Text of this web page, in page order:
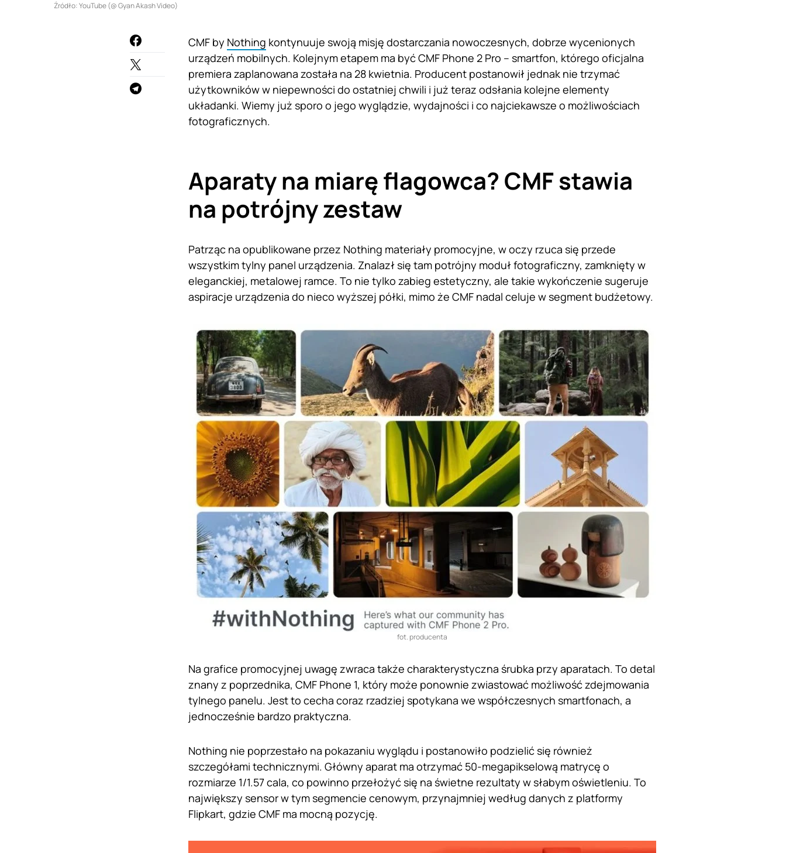
Źródło: YouTube (@ Gyan Akash Video)
CMF by Nothing kontynuuje swoją misję dostarczania nowoczesnych, dobrze wycenionych
urządzeń mobilnych. Kolejnym etapem ma być CMF Phone 2 Pro – smartfon, którego oficjalna
premiera zaplanowana została na 28 kwietnia. Producent postanowił jednak nie trzymać
użytkowników w niepewności do ostatniej chwili i już teraz odsłania kolejne elementy
układanki. Wiemy już sporo o jego wyglądzie, wydajności i co najciekawsze o możliwościach
fotograficznych.
Aparaty na miarę flagowca? CMF stawia
na potrójny zestaw
Patrząc na opublikowane przez Nothing materiały promocyjne, w oczy rzuca się przede
wszystkim tylny panel urządzenia. Znalazł się tam potrójny moduł fotograficzny, zamknięty w
eleganckiej, metalowej ramce. To nie tylko zabieg estetyczny, ale takie wykończenie sugeruje
aspiracje urządzenia do nieco wyższej półki, mimo że CMF nadal celuje w segment budżetowy.
fot. producenta
Na grafice promocyjnej uwagę zwraca także charakterystyczna śrubka przy aparatach. To detal
znany z poprzednika, CMF Phone 1, który może ponownie zwiastować możliwość zdejmowania
tylnego panelu. Jest to cecha coraz rzadziej spotykana we współczesnych smartfonach, a
jednocześnie bardzo praktyczna.
Nothing nie poprzestało na pokazaniu wyglądu i postanowiło podzielić się również
szczegółami technicznymi. Główny aparat ma otrzymać 50-megapikselową matrycę o
rozmiarze 1/1.57 cala, co powinno przełożyć się na świetne rezultaty w słabym oświetleniu. To
największy sensor w tym segmencie cenowym, przynajmniej według danych z platformy
Flipkart, gdzie CMF ma mocną pozycję.